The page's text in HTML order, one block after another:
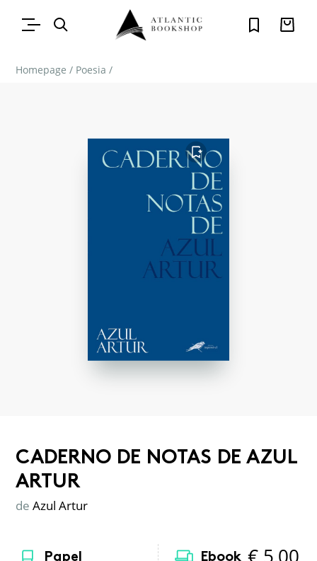
Homepage / Poesia /
FAVORITO
CADERNO DE NOTAS DE AZUL
ARTUR
de Azul Artur
Papel Ebook € 5,00